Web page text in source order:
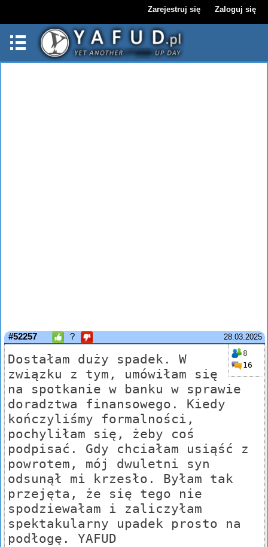
Zarejestruj się Zaloguj się
28.03.2025
#52257 ?
8
16
Dostałam duży spadek. W
związku z tym, umówiłam się
na spotkanie w banku w sprawie
doradztwa finansowego. Kiedy
kończyliśmy formalności,
pochyliłam się, żeby coś
podpisać. Gdy chciałam usiąść z
powrotem, mój dwuletni syn
odsunął mi krzesło. Byłam tak
przejęta, że się tego nie
spodziewałam i zaliczyłam
spektakularny upadek prosto na
podłogę. YAFUD